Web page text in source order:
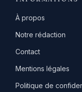
À propos
Notre rédaction
Contact
Mentions légales
Politique de